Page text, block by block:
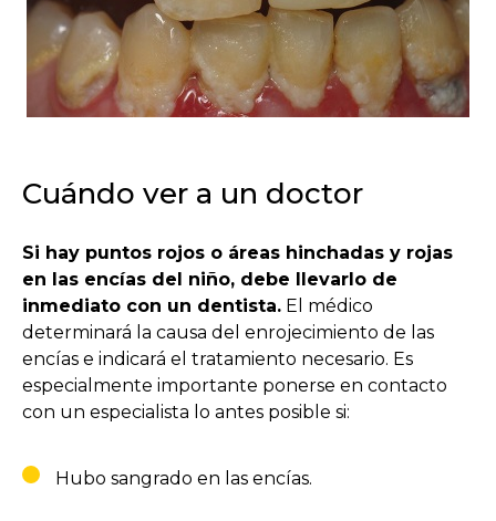
Cuándo ver a un doctor
Si hay puntos rojos o áreas hinchadas y rojas
en las encías del niño, debe llevarlo de
inmediato con un dentista. El médico
determinará la causa del enrojecimiento de las
encías e indicará el tratamiento necesario. Es
especialmente importante ponerse en contacto
con un especialista lo antes posible si:
Hubo sangrado en las encías.